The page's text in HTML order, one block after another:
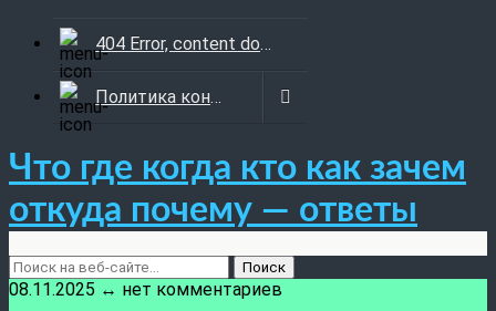
404 Error, content does not exist anymore
Политика конфиденциальности
Что где когда кто как зачем
откуда почему — ответы
08.11.2025 ↔ нет комментариев